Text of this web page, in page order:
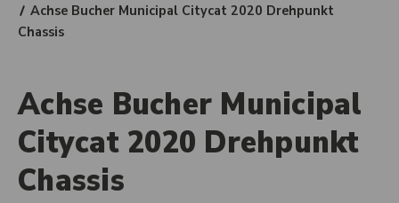
Achse Bucher Municipal Citycat 2020 Drehpunkt
Chassis
Achse Bucher Municipal
Citycat 2020 Drehpunkt
Chassis